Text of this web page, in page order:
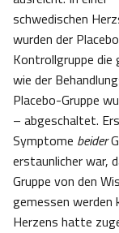
schwedischen
wurden der
Kontrollgruppe
wie der
Placebo-Gruppe
– abgeschaltet.
Symptome beider
erstaunlicher war,
Gruppe von den
gemessen werden
Herzens hatte